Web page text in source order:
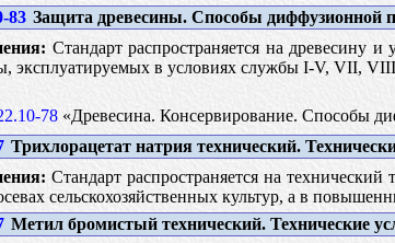
83 Защита древесины. Способы диффузионной
Стандарт распространяется на древесину
эксплуатируемых в условиях службы I-V, VII,
78«Древесина. Консервирование. Способы
Трихлорацетат натрия технический.
Стандарт распространяется на
сельскохозяйственных культур, а в
Метил бромистый технический. Технические